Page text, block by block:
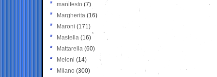
manifesto (7)
Margherita (16)
Maroni (171)
Mastella (16)
Mattarella (60)
Meloni (14)
Milano (300)